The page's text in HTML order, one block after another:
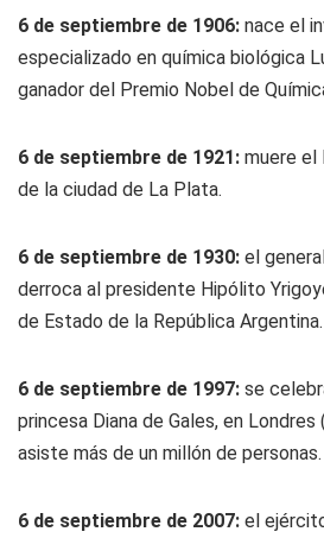
6 de septiembre de 1906: nace el
especializado en química biológica
ganador del Premio Nobel de
6 de septiembre de 1921: muere el
de la ciudad de La Plata.
6 de septiembre de 1930: el
derroca al presidente Hipólito
de Estado de la República Argentina.
6 de septiembre de 1997: se
princesa Diana de Gales, en Londres
asiste más de un millón de personas.
6 de septiembre de 2007: el